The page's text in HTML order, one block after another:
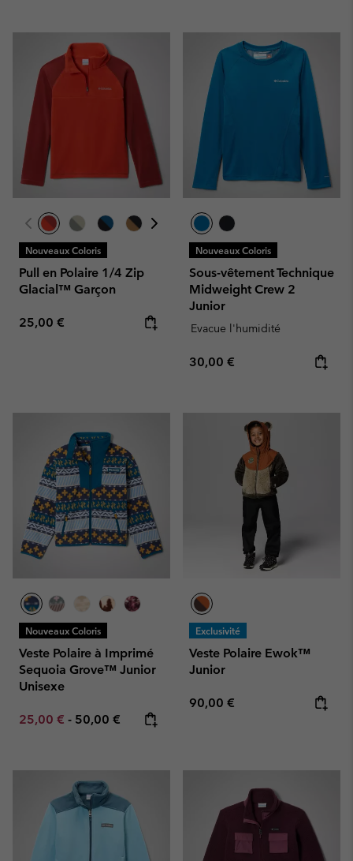
Nouveaux Coloris
Pull en Polaire 1/4 Zip
Glacial™ Garçon
Regular price:
25,00 €
Nouveaux Coloris
Sous-vêtement Technique
Midweight Crew 2
Junior
Evacue l'humidité
Regular price:
30,00 €
Nouveaux Coloris
Veste Polaire à Imprimé
Sequoia Grove™ Junior
Unisexe
Minimum sale price:
25,00 € - Maximum price:
50,00 €
Exclusivité
Veste Polaire Ewok™
Junior
Regular price:
90,00 €